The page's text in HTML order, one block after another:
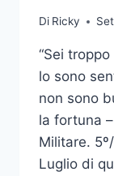
Di Ricky
“Sei
lo sono
non sono
la fortuna
Militare.
Luglio di